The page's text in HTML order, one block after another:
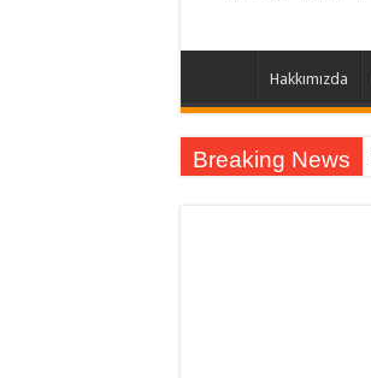
Hakkımızda
Breaking News